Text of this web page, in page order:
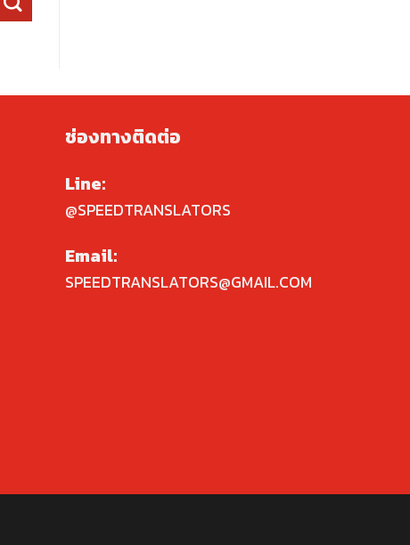
ช่องทางติดต่อ
Line:
@SPEEDTRANSLATORS
Email:
SPEEDTRANSLATORS@GMAIL.COM